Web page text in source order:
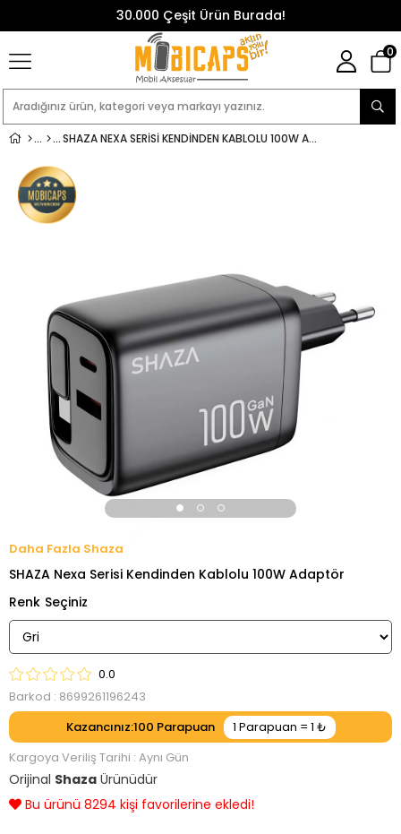
30.000 Çeşit Ürün Burada!
0
SHAZA NEXA SERISI KENDINDEN KABLOLU 100W ADAPTÖR
Shaza
SHAZA Nexa Serisi Kendinden Kablolu 100W Adaptör
Renk
0.0
Barkod : 8699261196243
Kazancınız:100
Kargoya Veriliş Tarihi : Aynı Gün
Orijinal Shaza Ürünüdür
Son 24 saatte 3375 kişi görüntüledi!